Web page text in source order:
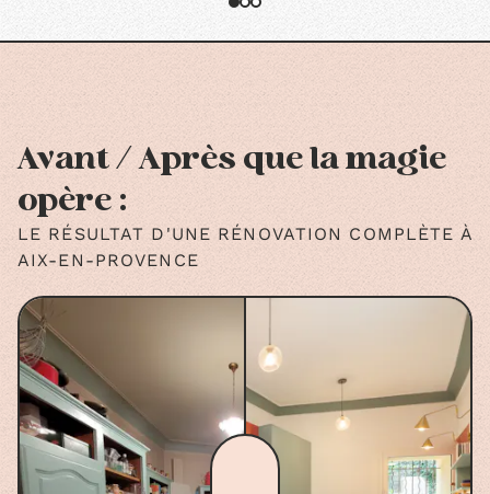
Avant / Après que la magie
opère :
LE RÉSULTAT D'UNE RÉNOVATION COMPLÈTE À
AIX-EN-PROVENCE